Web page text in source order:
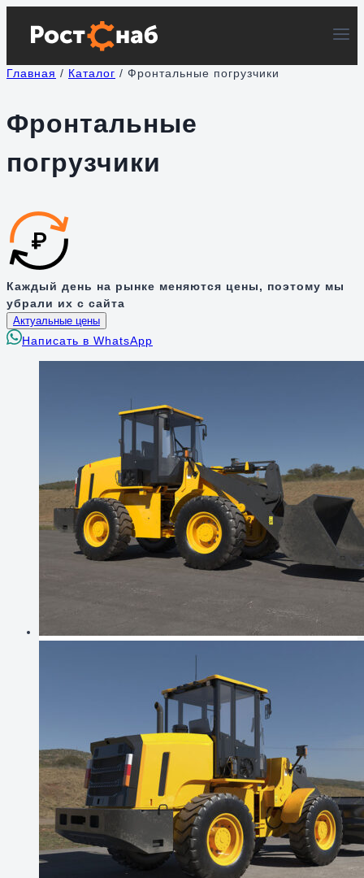
содержимому
Главная / Каталог / Фронтальные погрузчики
Фронтальные
погрузчики
Каждый день на рынке меняются цены, поэтому мы
убрали их с сайта
Актуальные цены
Написать в WhatsApp